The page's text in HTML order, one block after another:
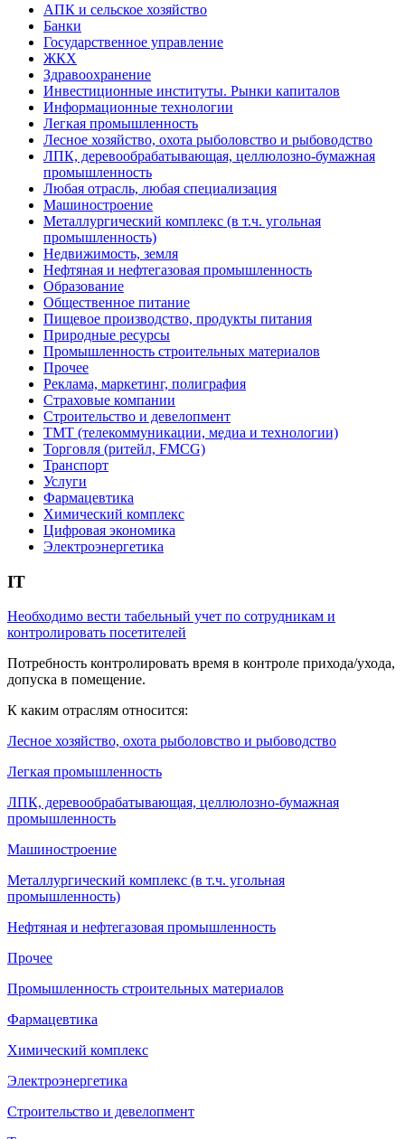
АПК и сельское хозяйство
Банки
Государственное управление
ЖКХ
Здравоохранение
Инвестиционные институты. Рынки капиталов
Информационные технологии
Легкая промышленность
Лесное хозяйство, охота рыболовство и рыбоводство
ЛПК, деревообрабатывающая, целлюлозно-бумажная
промышленность
Любая отрасль, любая специализация
Машиностроение
Металлургический комплекс (в т.ч. угольная
промышленность)
Недвижимость, земля
Нефтяная и нефтегазовая промышленность
Образование
Общественное питание
Пищевое производство, продукты питания
Природные ресурсы
Промышленность строительных материалов
Прочее
Реклама, маркетинг, полиграфия
Страховые компании
Строительство и девелопмент
ТМТ (телекоммуникации, медиа и технологии)
Торговля (ритейл, FMCG)
Транспорт
Услуги
Фармацевтика
Химический комплекс
Цифровая экономика
Электроэнергетика
IT
Необходимо вести табельный учет по сотрудникам и
контролировать посетителей
Потребность контролировать время в контроле прихода/ухода,
допуска в помещение.
К каким отраслям относится:
Лесное хозяйство, охота рыболовство и рыбоводство
Легкая промышленность
ЛПК, деревообрабатывающая, целлюлозно-бумажная
промышленность
Машиностроение
Металлургический комплекс (в т.ч. угольная
промышленность)
Нефтяная и нефтегазовая промышленность
Прочее
Промышленность строительных материалов
Фармацевтика
Химический комплекс
Электроэнергетика
Строительство и девелопмент